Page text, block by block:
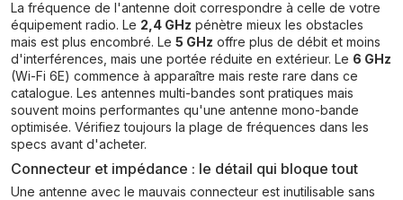
La fréquence de l'antenne doit correspondre à celle de votre
équipement radio. Le 2,4 GHz pénètre mieux les obstacles
mais est plus encombré. Le 5 GHz offre plus de débit et moins
d'interférences, mais une portée réduite en extérieur. Le 6 GHz
(Wi-Fi 6E) commence à apparaître mais reste rare dans ce
catalogue. Les antennes multi-bandes sont pratiques mais
souvent moins performantes qu'une antenne mono-bande
optimisée. Vérifiez toujours la plage de fréquences dans les
specs avant d'acheter.
Connecteur et impédance : le détail qui bloque tout
Une antenne avec le mauvais connecteur est inutilisable sans